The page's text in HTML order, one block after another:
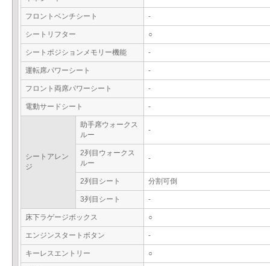
フロントベンチシート -
シートリフター ○
シートポジションメモリー機能 -
運転席パワーシート -
フロント両席パワーシート -
電動サードシート -
シートアレン
ジ
助手席ウォークス
ルー
-
2列目ウォークス
ルー
-
2列目シート 分割可倒
3列目シート -
床下ラゲージボックス ○
エンジンスタートボタン -
キーレスエントリー ○